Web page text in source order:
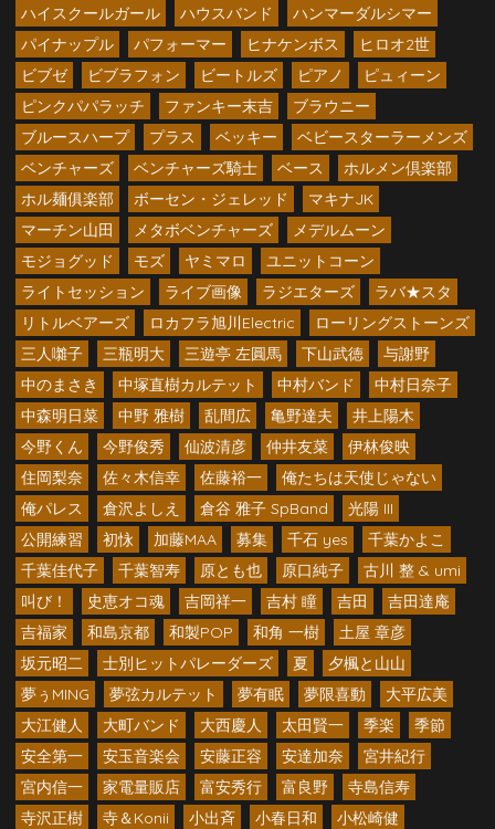
ハイスクールガール
ハウスバンド
ハンマーダルシマー
パイナップル
パフォーマー ヒナケンボス
ヒロオ2世
ビブゼ
ビブラフォン ビートルズ ピアノ
ピュィーン
ピンクパパラッチ
ファンキー末吉
ブラウニー
ブルースハープ
プラス ベッキー
ベビースターラーメンズ
ベンチャーズ
ベンチャーズ騎士 ベース
ホルメン倶楽部
ホル麺俱楽部
ボーセン・ジェレッド
マキナJK
マーチン山田
メタボベンチャーズ
メデルムーン
モジョグッド
モズ ヤミマロ
ユニットコーン
ライトセッション
ライブ画像 ラジエターズ
ラバ★スタ
リトルベアーズ
ロカフラ旭川Electric
ローリングストーンズ
三人囃子
三瓶明大 三遊亭 左圓馬 下山武徳
与謝野
中のまさき
中塚直樹カルテット 中村バンド
中村日奈子
中森明日菜
中野 雅樹 乱間広 亀野達夫
井上陽木
今野くん
今野俊秀 仙波清彦 仲井友菜
伊林俊映
住岡梨奈
佐々木信幸 佐藤裕一
俺たちは天使じゃない
俺パレス
倉沢よしえ 倉谷 雅子 SpBand
光陽 III
公開練習
初怺 加藤MAA 募集 千石 yes
千葉かよこ
千葉佳代子
千葉智寿 原とも也 原口純子
古川 整 & umi
叫び！
史恵オコ魂 吉岡祥一 吉村 瞳 吉田
吉田達庵
吉福家
和島京都 和製POP 和角 一樹
土屋 章彦
坂元昭二
士別ヒットパレーダーズ 夏
夕楓と山山
夢ぅMING
夢弦カルテット 夢有眠 夢限喜動
大平広美
大江健人
大町バンド 大西慶人 太田賢一 季楽
季節
安全第一
安玉音楽会 安藤正容 安達加奈
宮井紀行
宮内信一
家電量販店 富安秀行 富良野
寺島信寿
寺沢正樹
寺＆Konii 小出斉 小春日和
小松崎健